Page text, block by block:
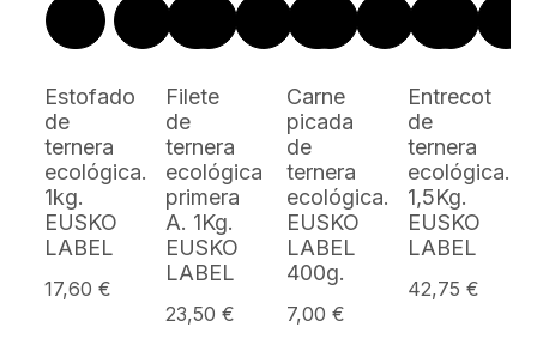
Estofado
de
ternera
ecológica.
1kg.
EUSKO
LABEL
17,60 €
Filete
de
ternera
ecológica
primera
A. 1Kg.
EUSKO
LABEL
23,50 €
Carne
picada
de
ternera
ecológica.
EUSKO
LABEL
400g.
7,00 €
Entrecot
de
ternera
ecológica.
1,5Kg.
EUSKO
LABEL
42,75 €